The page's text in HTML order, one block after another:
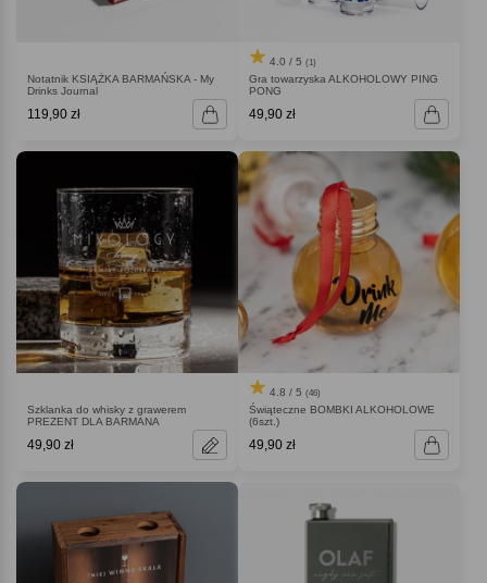
Notatnik KSIĄŻKA BARMAŃSKA - My
Drinks Journal
119,90 zł
4.0 / 5 (1)
Gra towarzyska ALKOHOLOWY PING
PONG
49,90 zł
Szklanka do whisky z grawerem
PREZENT DLA BARMANA
49,90 zł
4.8 / 5 (46)
Świąteczne BOMBKI ALKOHOLOWE
(6szt.)
49,90 zł